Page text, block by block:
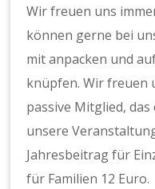
Wir freuen uns
können gerne bei
mit anpacken und
knüpfen. Wir freuen
passive Mitglied,
unsere
Jahresbeitrag für
für Familien 12 Euro.